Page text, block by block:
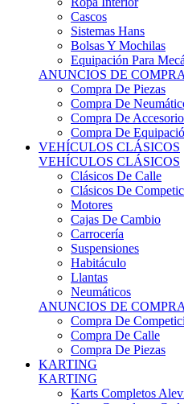
Cascos
Sistemas Hans
Bolsas Y Mochilas
Equipación Para
ANUNCIOS DE COMPRA
Compra De Piezas
Compra De
Compra De
Compra De
VEHÍCULOS CLÁSICOS
VEHÍCULOS CLÁSICOS
Clásicos De Calle
Clásicos De
Motores
Cajas De Cambio
Carrocería
Suspensiones
Habitáculo
Llantas
Neumáticos
ANUNCIOS DE COMPRA
Compra De
Compra De Calle
Compra De Piezas
KARTING
KARTING
Karts Completos